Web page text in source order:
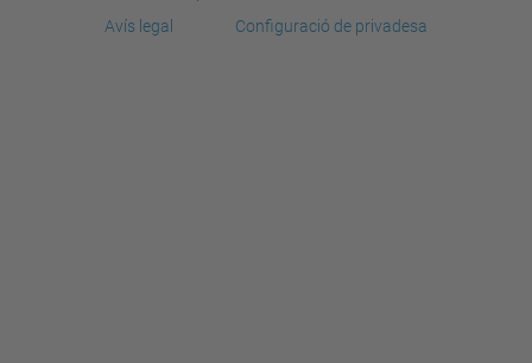
Avís legal
Configuració de privadesa